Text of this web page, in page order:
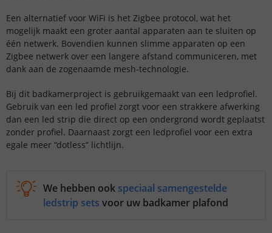
Een alternatief voor WiFi is het Zigbee protocol, wat het
mogelijk maakt een groter aantal apparaten aan te sluiten op
één netwerk. Bovendien kunnen slimme apparaten op een
Zigbee netwerk over een langere afstand communiceren, met
dank aan de zogenaamde mesh-technologie.
Bij dit badkamerproject is gebruikgemaakt van een ledprofiel.
Gebruik van een led profiel zorgt voor een strakkere afwerking
dan een led strip die direct op een ondergrond wordt geplaatst
zonder profiel. Daarnaast zorgt een ledprofiel voor een extra
egale meer “dotless” lichtlijn.
We hebben ook speciaal samengestelde
ledstrip sets voor uw badkamer plafond